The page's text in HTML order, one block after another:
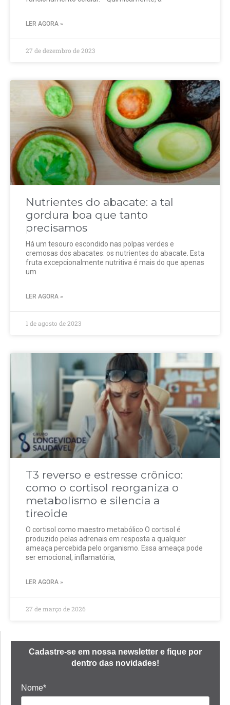
LER AGORA »
27 de dezembro de 2023
Nutrientes do abacate: a tal
gordura boa que tanto
precisamos
Há um tesouro escondido nas polpas verdes e
cremosas dos abacates: os nutrientes do abacate. Esta
fruta excepcionalmente nutritiva é mais do que apenas
um
LER AGORA »
1 de agosto de 2023
T3 reverso e estresse crônico:
como o cortisol reorganiza o
metabolismo e silencia a
tireoide
O cortisol como maestro metabólico O cortisol é
produzido pelas adrenais em resposta a qualquer
ameaça percebida pelo organismo. Essa ameaça pode
ser emocional, inflamatória,
LER AGORA »
27 de março de 2026
Cadastre-se em nossa newsletter e fique por
dentro das novidades!
Nome*